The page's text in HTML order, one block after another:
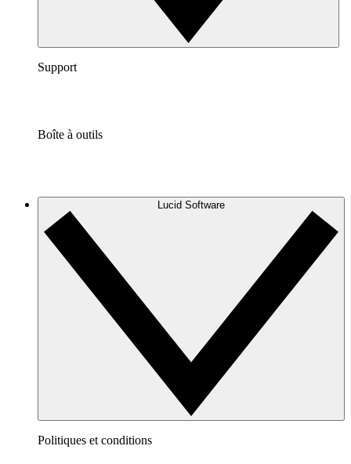
Support
Boîte à outils
Lucid Software
Politiques et conditions